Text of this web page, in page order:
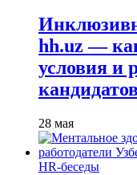
hh.uz —
условия и
28 мая
HR-беседы